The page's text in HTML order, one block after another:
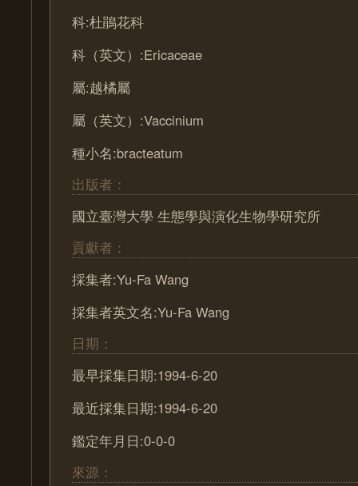
科:杜鵑花科
科（英文）:Ericaceae
屬:越橘屬
屬（英文）:Vaccinium
種小名:bracteatum
出版者：
國立臺灣大學 生態學與演化生物學研究所
貢獻者：
採集者:Yu-Fa Wang
採集者英文名:Yu-Fa Wang
日期：
最早採集日期:1994-6-20
最近採集日期:1994-6-20
鑑定年月日:0-0-0
來源：